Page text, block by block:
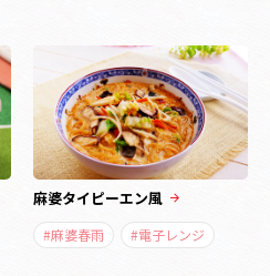
麻婆タイピーエン風
#麻婆春雨 #電子レンジ